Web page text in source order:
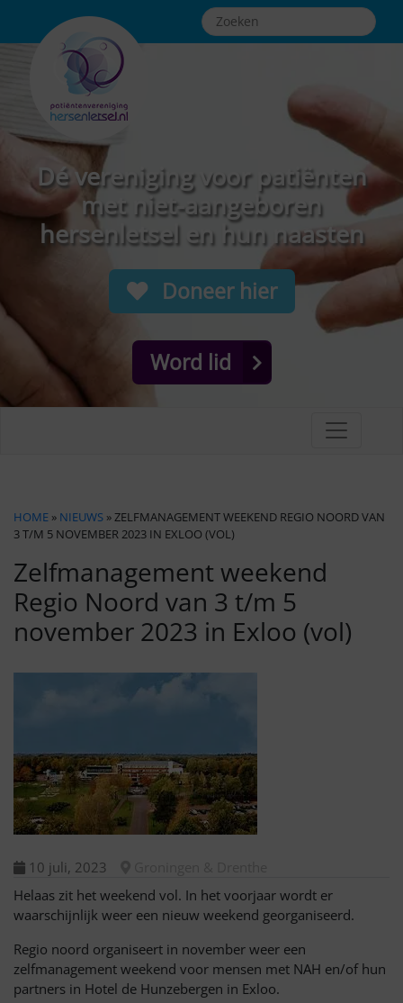
Dé vereniging voor patiënten
met niet-aangeboren
hersenletsel en hun naasten
Doneer hier
Word lid
HOME » NIEUWS » ZELFMANAGEMENT WEEKEND REGIO NOORD VAN
3 T/M 5 NOVEMBER 2023 IN EXLOO (VOL)
Zelfmanagement weekend
Regio Noord van 3 t/m 5
november 2023 in Exloo (vol)
10 juli, 2023
Helaas zit het weekend vol. In het voorjaar wordt er
waarschijnlijk weer een nieuw weekend georganiseerd.
Regio noord organiseert in november weer een
zelfmanagement weekend voor mensen met NAH en/of hun
partners in Hotel de Hunzebergen in Exloo.